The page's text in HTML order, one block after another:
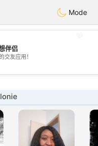
Tantôt Mode
💕
伴侣
交友应用！